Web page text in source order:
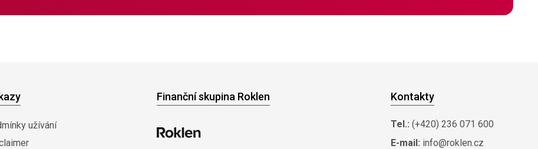
užívání
Finanční skupina Roklen Kontakty
Tel.: (+420) 236 071 600
E-mail: info@roklen.cz